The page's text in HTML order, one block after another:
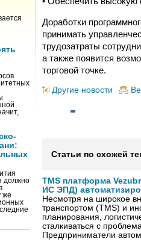
должно
же
Доработки
принимать
трудозатраты
а также появится
торговой точке.
Другие новости
Статьи по схожей
TMS платформа
ИС ЭПД)
Несмотря на широкое
транспортом (TMS) и
планирования,
сталкиваться с
Предприниматели